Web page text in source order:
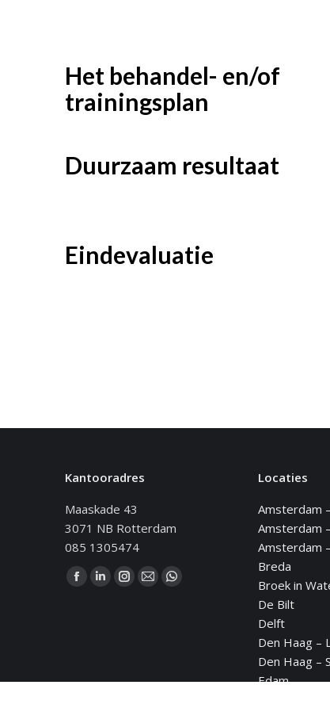
Het behandel- en/of
trainingsplan
Duurzaam resultaat
Eindevaluatie
Kantooradres
Maaskade 43
3071 NB Rotterdam
085 1305474
Vind ons op:
Facebook
LinkedinInstagram
MailWhatsApp
Locaties
Amsterdam
Amsterdam
Amsterdam
Breda
Broek in
De Bilt
Delft
Den Haag –
Den Haag –
Edam